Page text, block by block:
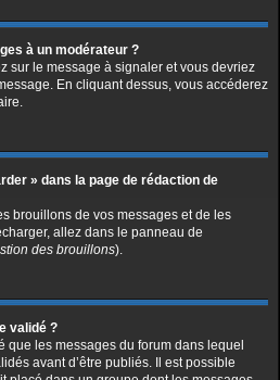
à un modérateur ?
sur le message à signaler et vous devriez
En cliquant dessus, vous accéderez
» dans la page de rédaction de
brouillons de vos messages et de les
allez dans le panneau de
des brouillons).
validé ?
que les messages du forum dans lequel
avant d’être publiés. Il est possible